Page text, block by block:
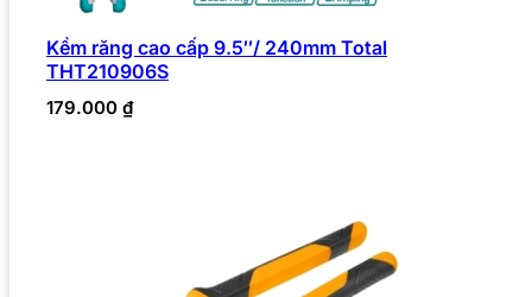
Kềm răng cao cấp 9.5″/ 240mm Total
THT210906S
179.000 ₫